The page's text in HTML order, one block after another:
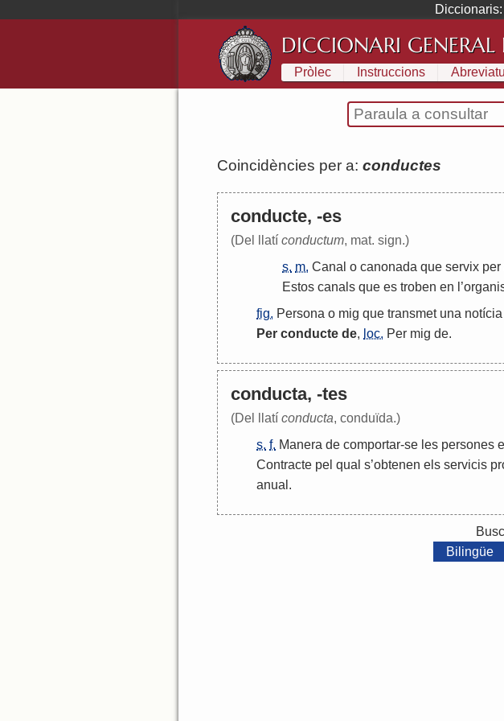
Diccionaris:
DICCIONARI
Pròlec Instruccions
Coincidències per a: conductes
conducte, -es
(Del llatí conductum, mat. sign.)
s. m. Canal o canonada que servix per
Estos canals que es troben en ’
fig. Persona o mig que transmet una notícia
Per conducte de, loc. Per mig de.
conducta, -tes
(Del llatí conducta, conduïda.)
s. f. Manera de comportar-se les persones
Contracte pel qual s’obtenen els servicis
anual .
Bilingüe